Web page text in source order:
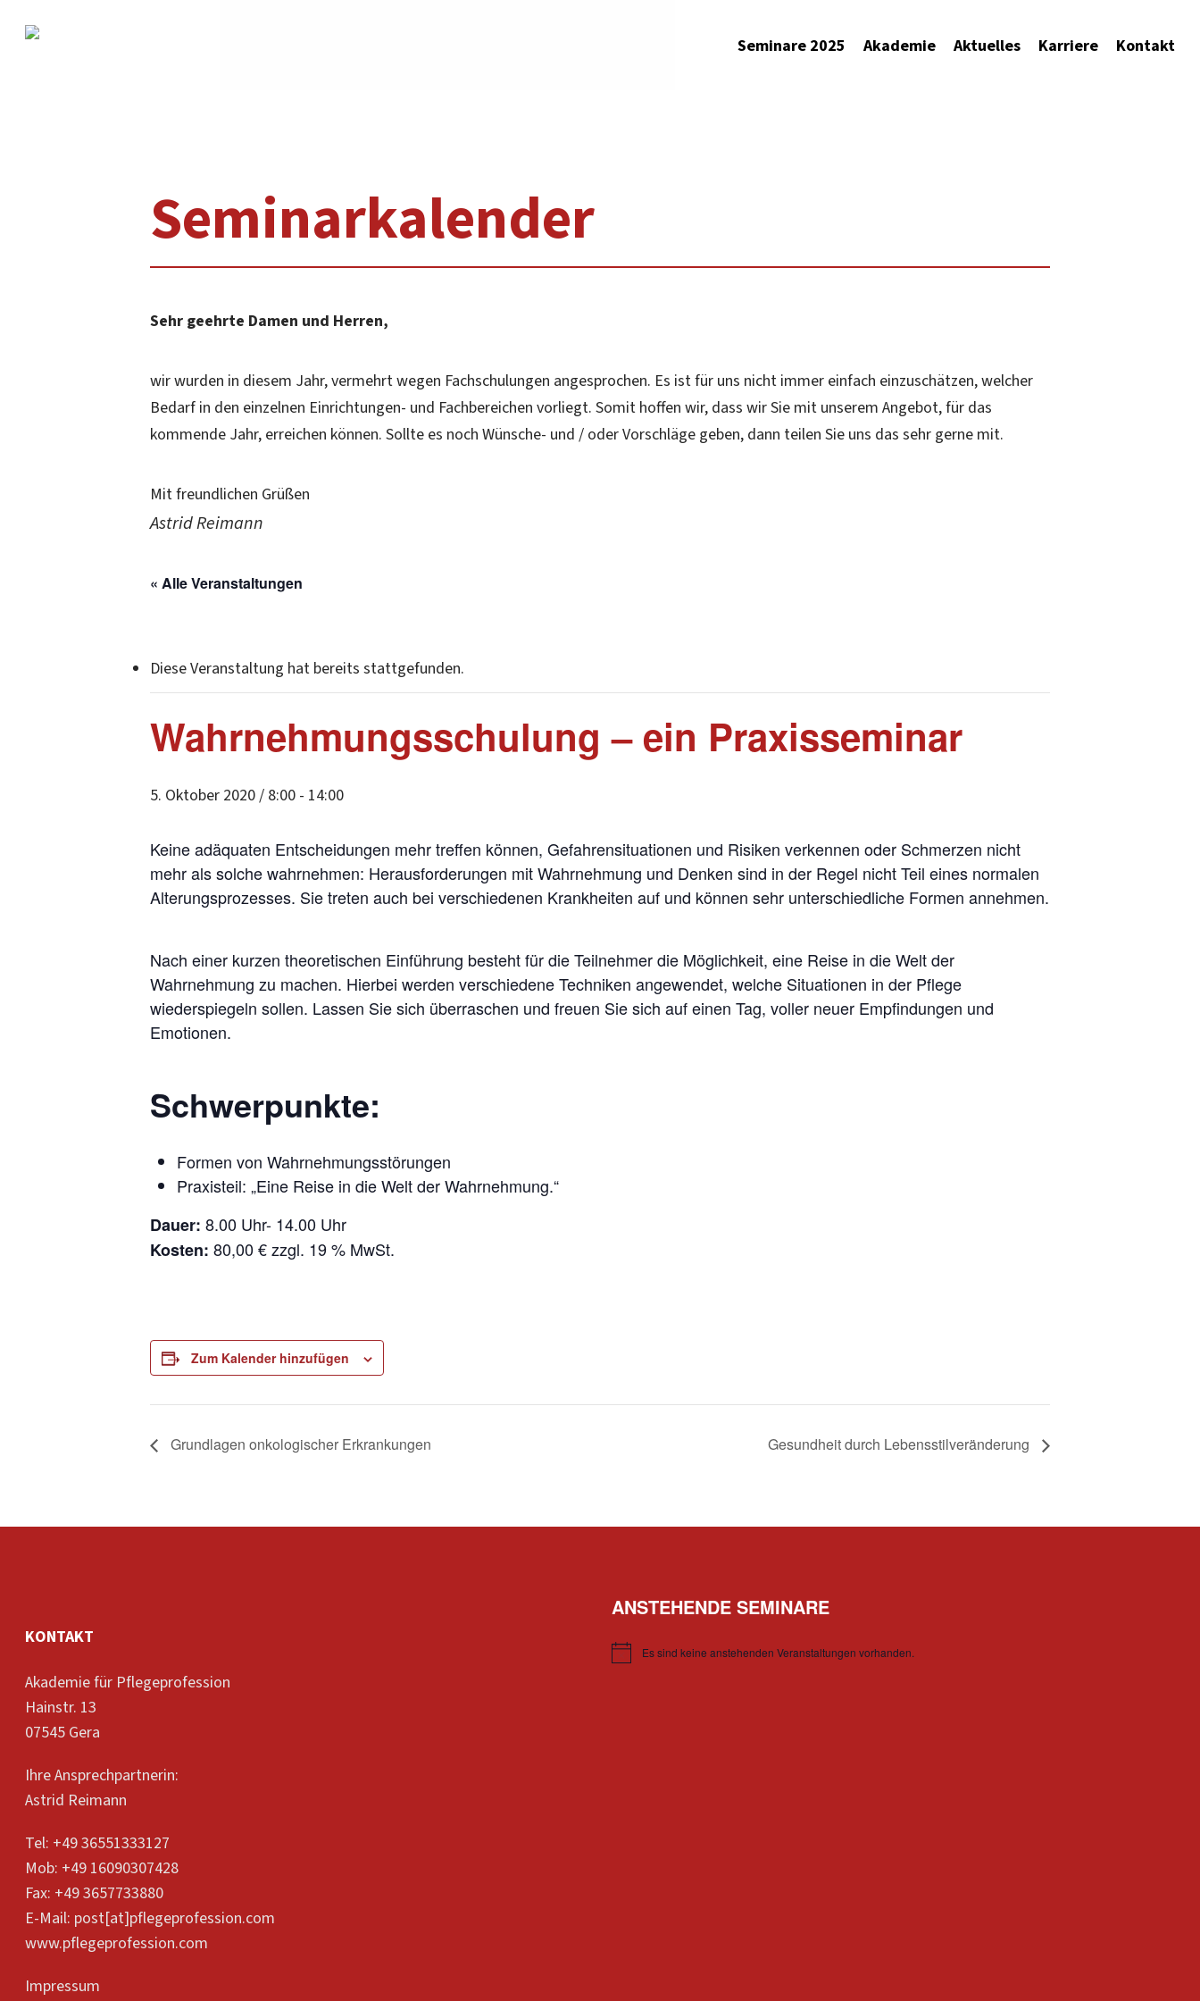
Seminare 2025 Akademie Aktuelles Karriere Kontakt
Seminarkalender
Sehr geehrte Damen und Herren,
wir wurden in diesem Jahr, vermehrt wegen Fachschulungen angesprochen. Es ist für uns nicht immer einfach einzuschätzen, welcher
Bedarf in den einzelnen Einrichtungen- und Fachbereichen vorliegt. Somit hoffen wir, dass wir Sie mit unserem Angebot, für das
kommende Jahr, erreichen können. Sollte es noch Wünsche- und / oder Vorschläge geben, dann teilen Sie uns das sehr gerne mit.
Mit freundlichen Grüßen
Astrid Reimann
« Alle Veranstaltungen
Diese Veranstaltung hat bereits stattgefunden.
Wahrnehmungsschulung – ein Praxisseminar
5. Oktober 2020 / 8:00 - 14:00
Keine adäquaten Entscheidungen mehr treffen können, Gefahrensituationen und Risiken verkennen oder Schmerzen nicht
mehr als solche wahrnehmen: Herausforderungen mit Wahrnehmung und Denken sind in der Regel nicht Teil eines normalen
Alterungsprozesses. Sie treten auch bei verschiedenen Krankheiten auf und können sehr unterschiedliche Formen annehmen.
Nach einer kurzen theoretischen Einführung besteht für die Teilnehmer die Möglichkeit, eine Reise in die Welt der
Wahrnehmung zu machen. Hierbei werden verschiedene Techniken angewendet, welche Situationen in der Pflege
wiederspiegeln sollen. Lassen Sie sich überraschen und freuen Sie sich auf einen Tag, voller neuer Empfindungen und
Emotionen.
Schwerpunkte:
Formen von Wahrnehmungsstörungen
Praxisteil: „Eine Reise in die Welt der Wahrnehmung.“
Dauer: 8.00 Uhr- 14.00 Uhr
Kosten: 80,00 € zzgl. 19 % MwSt.
Zum Kalender hinzufügen
Grundlagen onkologischer Erkrankungen Gesundheit durch Lebensstilveränderung
KONTAKT
Akademie für Pflegeprofession
Hainstr. 13
07545 Gera
Ihre Ansprechpartnerin:
Astrid Reimann
Tel: +49 36551333127
Mob: +49 16090307428
Fax: +49 3657733880
E-Mail: post[at]pflegeprofession.com
www.pflegeprofession.com
Impressum
ANSTEHENDE SEMINARE
HinweisEs sind keine anstehenden Veranstaltungen vorhanden.